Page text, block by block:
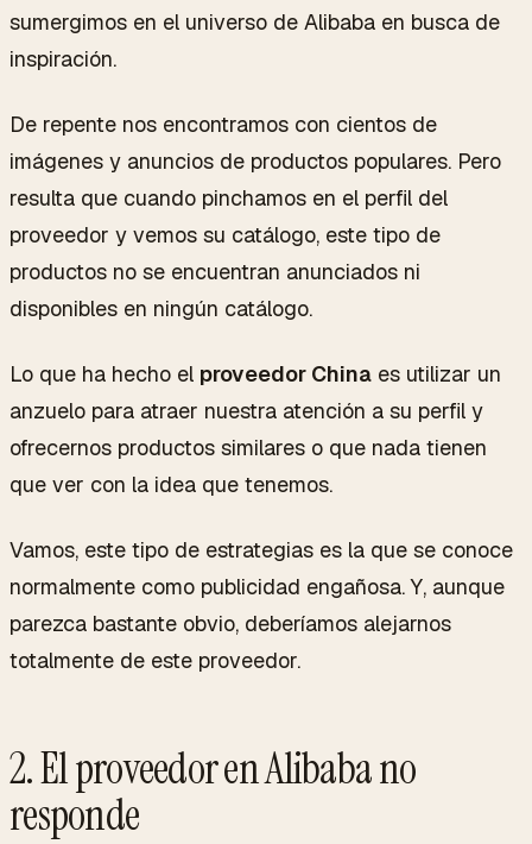
sumergimos en el universo de Alibaba en busca de
inspiración.
De repente nos encontramos con cientos de
imágenes y anuncios de productos populares. Pero
resulta que cuando pinchamos en el perfil del
proveedor y vemos su catálogo, este tipo de
productos no se encuentran anunciados ni
disponibles en ningún catálogo.
Lo que ha hecho el proveedor China es utilizar un
anzuelo para atraer nuestra atención a su perfil y
ofrecernos productos similares o que nada tienen
que ver con la idea que tenemos.
Vamos, este tipo de estrategias es la que se conoce
normalmente como publicidad engañosa. Y, aunque
parezca bastante obvio, deberíamos alejarnos
totalmente de este proveedor.
2. El proveedor en Alibaba no
responde